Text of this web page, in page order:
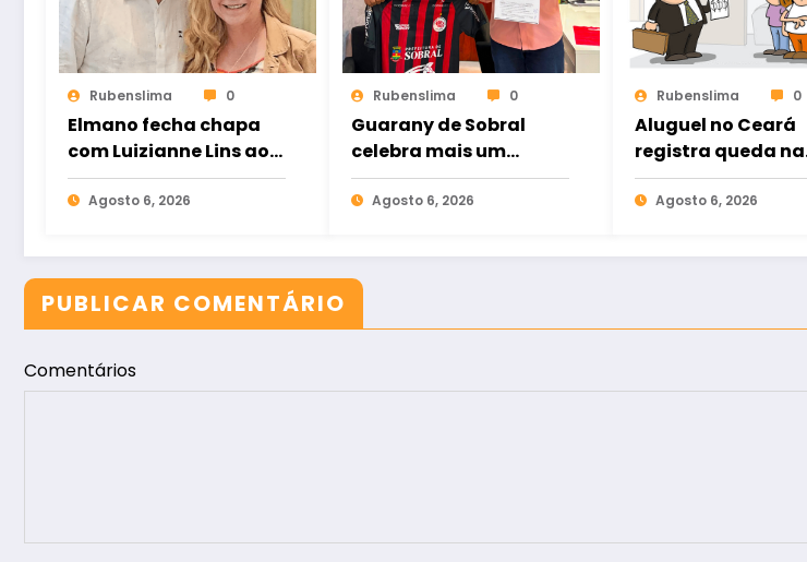
Rubenslima 0
Elmano fecha chapa
com Luizianne Lins ao
Senado ao lado de Cid
Gomes
Agosto 6, 2026
Rubenslima 0
Guarany de Sobral
celebra mais um
importante passo no
fortalecimento de
base
Agosto 6, 2026
Rubenslima 0
Aluguel no Ceará
registra queda na
inadimplência em
junho
Agosto 6, 2026
PUBLICAR COMENTÁRIO
Comentários